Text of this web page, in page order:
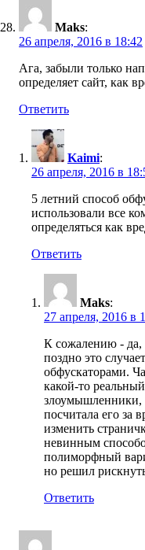
Maks:
26 апреля, 2016 в 18:42
Ага, забыли только
определяет сайт, как
Ответить
Kaimi:
26 апреля, 2016 в
5 летний способ
использовали все
определяться как
Ответить
Maks:
27 апреля, 2016 в
К сожалению - да,
поздно это
обфускаторами.
какой-то
злоумышленники,
посчитала его за
изменить
невинным
полиморфный
но решил
Ответить